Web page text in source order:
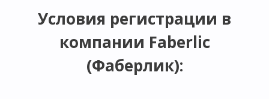
Условия регистрации в
компании Faberlic
(Фаберлик):